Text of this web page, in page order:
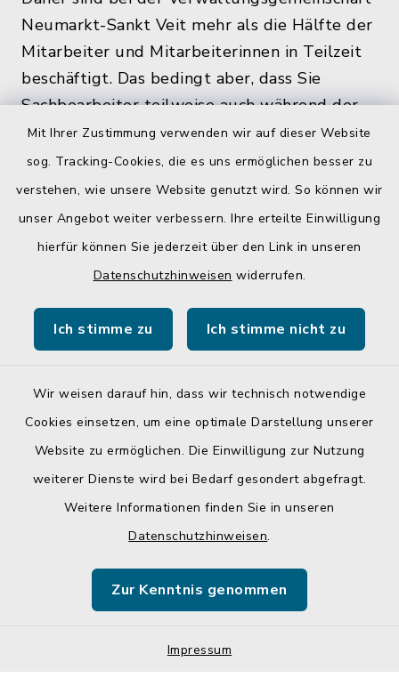
Mit Ihrer Zustimmung verwenden wir auf dieser Website
sog. Tracking-Cookies, die es uns ermöglichen besser zu
verstehen, wie unsere Website genutzt wird. So können wir
unser Angebot weiter verbessern. Ihre erteilte Einwilligung
hierfür können Sie jederzeit über den Link in unseren
Datenschutzhinweisen widerrufen.
Ich stimme zu Ich stimme nicht zu
Wir weisen darauf hin, dass wir technisch notwendige
Cookies einsetzen, um eine optimale Darstellung unserer
Website zu ermöglichen. Die Einwilligung zur Nutzung
weiterer Dienste wird bei Bedarf gesondert abgefragt.
Weitere Informationen finden Sie in unseren
Datenschutzhinweisen.
Zur Kenntnis genommen
Impressum
Neumarkt-Sankt Veit mehr als die Hälfte der
Mitarbeiter und Mitarbeiterinnen in Teilzeit
beschäftigt. Das bedingt aber, dass Sie
Sachbearbeiter teilweise auch während der
üblichen Bürozeiten und zu den
Öffnungszeiten, nicht im Rathaus antreffen.
Quicklinks
Landratsamt Mühldorf a. Inn
Barrierefreiheit
Sitemap